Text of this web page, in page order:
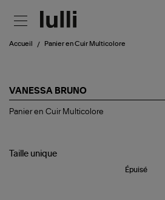
Accueil Panier en Cuir Multicolore
VANESSA BRUNO
Panier
Panier en Cuir Multicolore
Taille unique
Épuisé